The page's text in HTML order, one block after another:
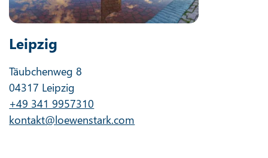
Leipzig
Täubchenweg 8
04317 Leipzig
+49 341 9957310
kontakt@loewenstark.com